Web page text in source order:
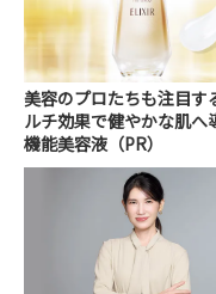
美容のプロたちも注目す
ルチ効果で健やかな肌へ
機能美容液（PR）